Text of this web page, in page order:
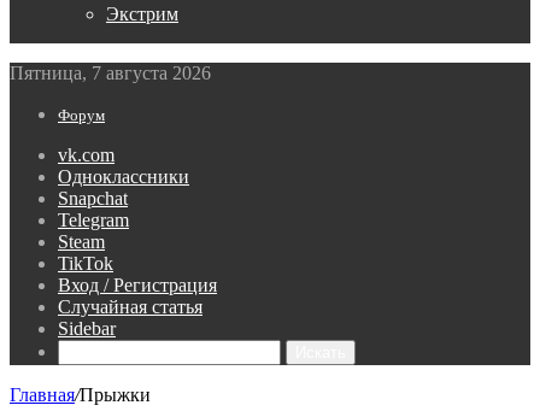
Экстрим
Пятница, 7 августа 2026
Форум
vk.com
Одноклассники
Snapchat
Telegram
Steam
TikTok
Вход / Регистрация
Случайная статья
Sidebar
Главная/Прыжки